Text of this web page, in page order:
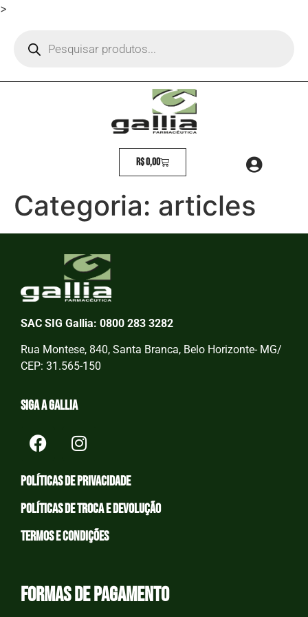
>
R$0,00
Categoria: articles
SAC SIG Gallia: 0800 283 3282
Rua Montese, 840, Santa Branca, Belo Horizonte- MG/
CEP: 31.565-150
Siga a Gallia
Políticas de privacidade
Políticas de Troca e devolução
Termos e condições
Formas de Pagamento